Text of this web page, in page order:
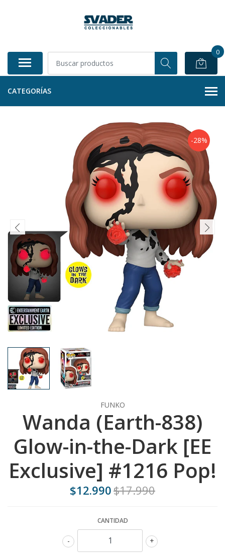
0
CATEGORÍAS
-28%
FUNKO
Wanda (Earth-838)
Glow-in-the-Dark [EE
Exclusive] #1216 Pop!
$12.990$17.990
CANTIDAD
+
-